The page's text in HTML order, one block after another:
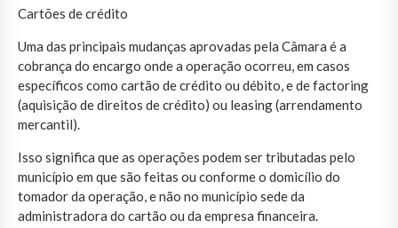
Cartões de crédito
Uma das principais mudanças aprovadas pela Câmara é a
cobrança do encargo onde a operação ocorreu, em casos
específicos como cartão de crédito ou débito, e de factoring
(aquisição de direitos de crédito) ou leasing (arrendamento
mercantil).
Isso significa que as operações podem ser tributadas pelo
município em que são feitas ou conforme o domicílio do
tomador da operação, e não no município sede da
administradora do cartão ou da empresa financeira.